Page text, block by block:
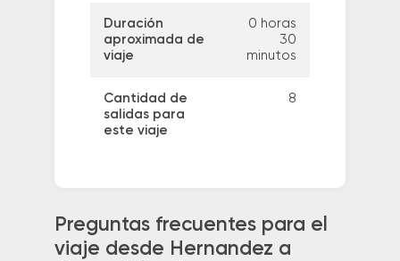
Duración
aproximada de
viaje
0 horas
30
minutos
Cantidad de
salidas para
este viaje
8
Preguntas frecuentes para el
viaje desde Hernandez a